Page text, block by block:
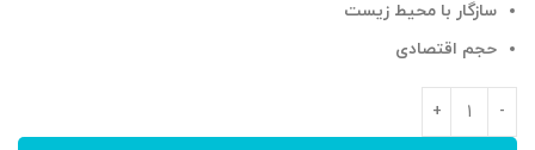
سازگار با محیط زیست
حجم اقتصادی